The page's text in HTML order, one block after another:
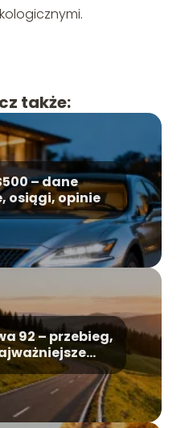
także:
– dane
osiągi, opinie
92 – przebieg,